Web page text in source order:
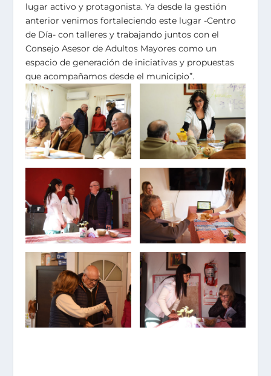
lugar activo y protagonista. Ya desde la gestión
anterior venimos fortaleciendo este lugar -Centro
de Día- con talleres y trabajando juntos con el
Consejo Asesor de Adultos Mayores como un
espacio de generación de iniciativas y propuestas
que acompañamos desde el municipio”.